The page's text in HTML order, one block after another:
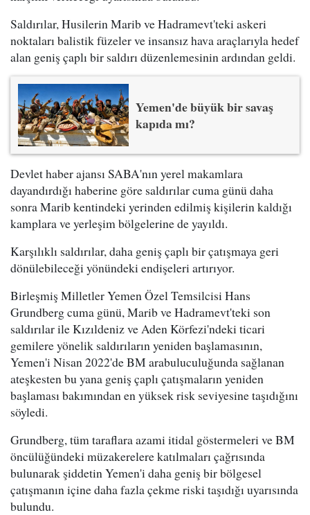
Saldırılar, Husilerin Marib ve Hadramevt'teki askeri
noktaları balistik füzeler ve insansız hava araçlarıyla hedef
alan geniş çaplı bir saldırı düzenlemesinin ardından geldi.
Yemen'de büyük bir savaş
kapıda mı?
Devlet haber ajansı SABA'nın yerel makamlara
dayandırdığı haberine göre saldırılar cuma günü daha
sonra Marib kentindeki yerinden edilmiş kişilerin kaldığı
kamplara ve yerleşim bölgelerine de yayıldı.
Karşılıklı saldırılar, daha geniş çaplı bir çatışmaya geri
dönülebileceği yönündeki endişeleri artırıyor.
Birleşmiş Milletler Yemen Özel Temsilcisi Hans
Grundberg cuma günü, Marib ve Hadramevt'teki son
saldırılar ile Kızıldeniz ve Aden Körfezi'ndeki ticari
gemilere yönelik saldırıların yeniden başlamasının,
Yemen'i Nisan 2022'de BM arabuluculuğunda sağlanan
ateşkesten bu yana geniş çaplı çatışmaların yeniden
başlaması bakımından en yüksek risk seviyesine taşıdığını
söyledi.
Grundberg, tüm taraflara azami itidal göstermeleri ve BM
öncülüğündeki müzakerelere katılmaları çağrısında
bulunarak şiddetin Yemen'i daha geniş bir bölgesel
çatışmanın içine daha fazla çekme riski taşıdığı uyarısında
bulundu.